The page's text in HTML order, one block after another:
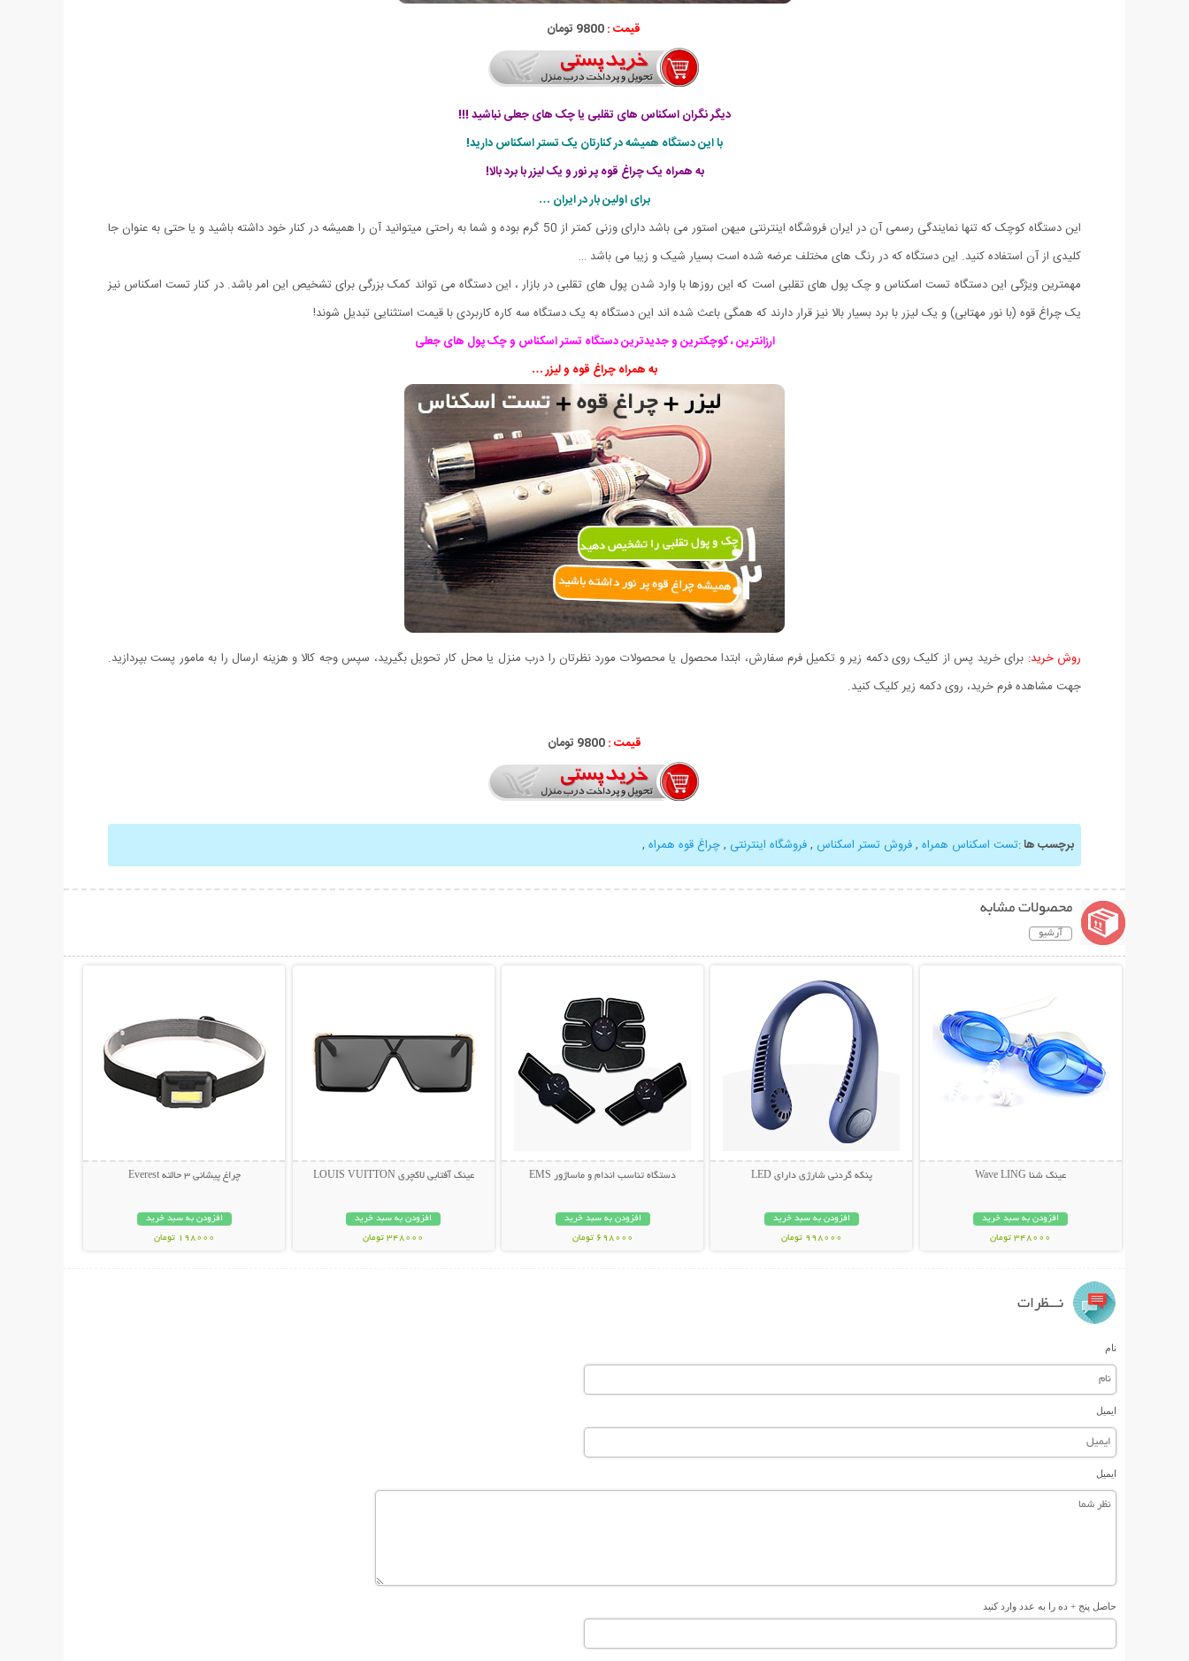
قیمت :9800 تومان
دیگر نگران اسکناس های تقلبی یا چک های جعلی نباشید !!!
با این دستگاه همیشه در کنارتان یک تستر اسکناس دارید!
به همراه یک چراغ قوه پر نور و یک لیزر با برد بالا!
برای اولین بار در ایران …
این دستگاه کوچک که تنها نمایندگی رسمی آن در ایران فروشگاه اینترنتی میهن استور می باشد دارای وزنی کمتر از 50 گرم بوده و شما به راحتی میتوانید آن را همیشه در کنار خود داشته باشید و یا حتی به عنوان جا
کلیدی از آن استفاده کنید. این دستگاه که در رنگ های مختلف عرضه شده است بسیار شیک و زیبا می باشد …
مهمترین ویژگی این دستگاه تست اسکناس و چک پول های تقلبی است که این روزها با وارد شدن پول های تقلبی در بازار ، این دستگاه می تواند کمک بزرگی برای تشخیص این امر باشد. در کنار تست اسکناس نیز
یک چراغ قوه (با نور مهتابی) و یک لیزر با برد بسیار بالا نیز قرار دارند که همگی باعث شده اند این دستگاه به یک دستگاه سه کاره کاربردی با قیمت استثنایی تبدیل شوند!
ارزانترین ، کوچکترین و جدیدترین دستگاه تستر اسکناس و چک پول های جعلی
به همراه چراغ قوه و لیزر …
روش خرید: برای خرید پس از کلیک روی دکمه زیر و تکمیل فرم سفارش، ابتدا محصول یا محصولات مورد نظرتان را درب منزل یا محل کار تحویل بگیرید، سپس وجه کالا و هزینه ارسال را به مامور پست بپردازید.
جهت مشاهده فرم خرید، روی دکمه زیر کلیک کنید.
قیمت :
برچسب ها:تست اسکناس همراه ,فروش تستر اسکناس ,فروشگاه اینترنتی ,چراغ قوه همراه ,
محصولات مشابه
آرشیو
عینک شنا Wave LING
افزودن به سبد خرید
348000 تومان
پنکه گردنی شارژی دارای LED
افزودن به سبد خرید
998000 تومان
دستگاه تناسب اندام و ماساژور EMS
افزودن به سبد خرید
698000 تومان
عینک آفتابی لاکچری LOUIS VUITTON
افزودن به سبد خرید
348000 تومان
چراغ پیشانی 3 حالته Everest
افزودن به سبد خرید
198000 تومان
نـــظرات
نام
ایمیل
ایمیل
حاصل پنج + ده را به عدد وارد کنید